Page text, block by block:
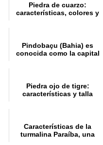
Piedra de cuarzo:
características, colores y
Pindobaçu (Bahia) es
conocida como la capital
Piedra ojo de tigre:
características y talla
Características de la
turmalina Paraíba, una